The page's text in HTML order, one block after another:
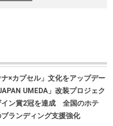
×カプセル」文化をアップデー
UMEDA」改装プロジェク
イン賞2冠を達成 全国のホテ
ランディング支援強化